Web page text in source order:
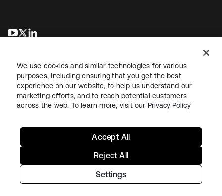
新しいタブで開く
新しいタブで開く
法務プライバシーポリシーサイト利用規約セキュリティ
Copyright © 2026 Okta. All rights reserved.
We use cookies and similar technologies for various
purposes, including ensuring that you get the best
experience on our website, to help us understand our
marketing efforts, and to reach potential customers
across the web. To learn more, visit our Privacy Policy
Settings
Reject All
Accept All